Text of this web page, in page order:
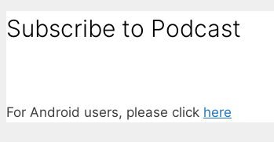
Subscribe to Podcast
For Android users, please click here